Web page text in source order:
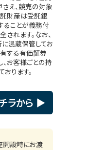
え、競売の対象
財産は受託銀
ることが義務付
れます。なお、
混蔵保管してお
する有価証券
お客様ごとの持
ります。
ラから
開設時にお渡